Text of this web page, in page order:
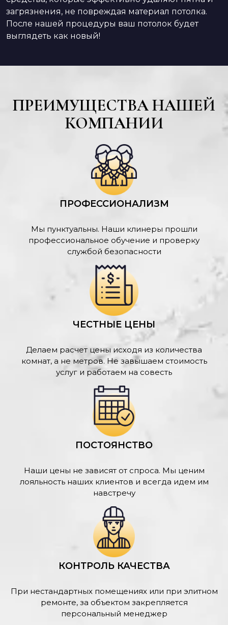
загрязнения, не повреждая материал потолка.
После нашей процедуры ваш потолок будет
выглядеть как новый!
ПРЕИМУЩЕСТВА НАШЕЙ
КОМПАНИИ
ПРОФЕССИОНАЛИЗМ
Мы пунктуальны. Наши клинеры прошли
профессиональное обучение и проверку
службой безопасности
ЧЕСТНЫЕ ЦЕНЫ
Делаем расчет цены исходя из количества
комнат, а не метров. Не завышаем стоимость
услуг и работаем на совесть
ПОСТОЯНСТВО
Наши цены не зависят от спроса. Мы ценим
лояльность наших клиентов и всегда идем им
навстречу
КОНТРОЛЬ КАЧЕСТВА
При нестандартных помещениях или при элитном
ремонте, за объектом закрепляется
персональный менеджер